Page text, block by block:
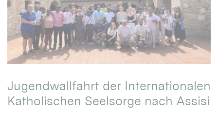
Jugendwallfahrt der Internationalen
Katholischen Seelsorge nach Assisi